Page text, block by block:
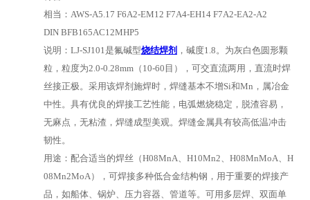
相当：AWS-A5.17 F6A2-EM12 F7A4-EH14 F7A2-EA2-A2
DIN BFB165AC12MHP5
说明：LJ-SJ101是氟碱型烧结焊剂 ，碱度1.8。为灰白色圆形颗
粒，粒度为2.0-0.28mm（10-60目），可交直流两用，直流时焊
丝接正极。采用该焊剂施焊时，焊缝基本不增Si和Mn，属冶金
中性。具有优良的焊接工艺性能，电弧燃烧稳定，脱渣容易，
无麻点，无粘渣，焊缝成型美观。焊缝金属具有较高低温冲击
韧性。
用途：配合适当的焊丝（H08MnA、H10Mn2、H08MnMoA、H
08Mn2MoA），可焊接多种低合金结构钢，用于重要的焊接产
品，如船体、锅炉、压力容器、管道等。可用多层焊、双面单